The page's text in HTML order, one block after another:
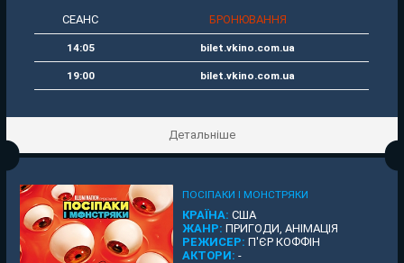
СЕАНС БРОНЮВАННЯ
14:05 bilet.vkino.com.ua
19:00 bilet.vkino.com.ua
Детальніше
ПОСІПАКИ І МОНСТРЯКИ
КРАЇНА: США
ЖАНР: ПРИГОДИ, АНІМАЦІЯ
РЕЖИСЕР: П'ЄР КОФФІН
АКТОРИ: -